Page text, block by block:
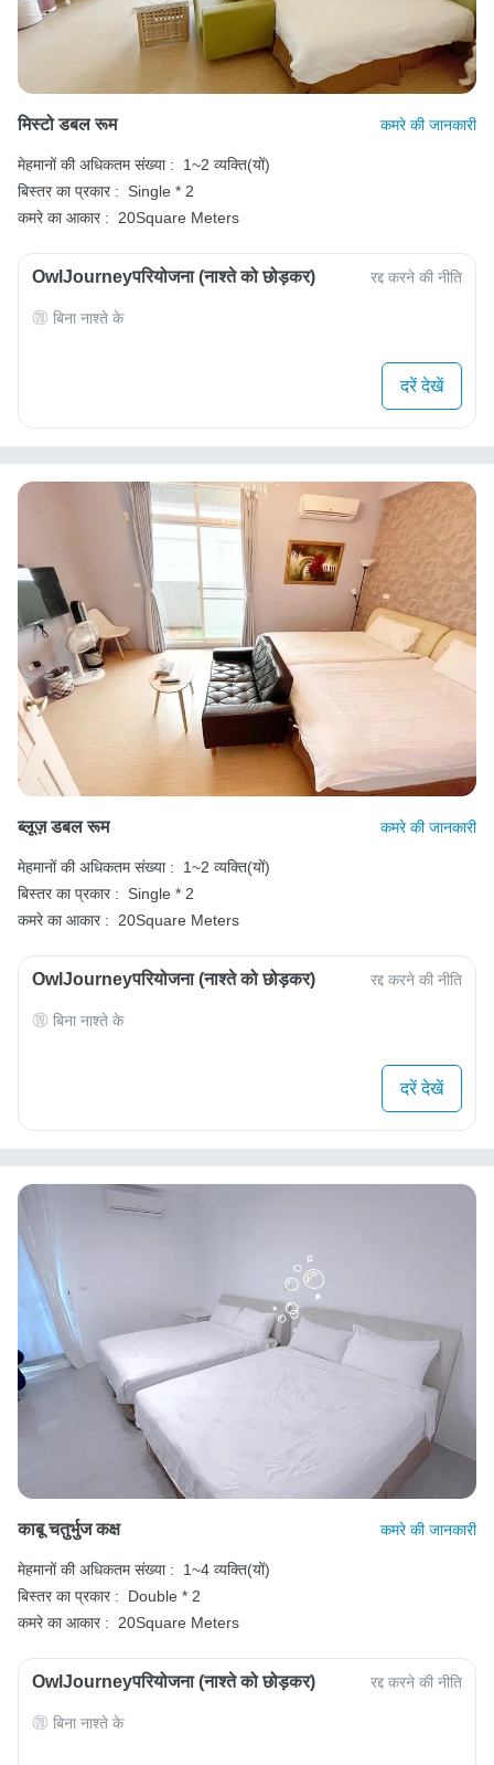
मिस्टो डबल रूम कमरे की जानकारी
मेहमानों की अधिकतम संख्या :
1~2 व्यक्ति(यों)
बिस्तर का प्रकार :
Single * 2
कमरे का आकार :
20Square Meters
OwlJourneyपरियोजना (नाश्ते को छोड़कर) रद्द करने की नीति
बिना नाश्ते के
दरें देखें
ब्लूज़ डबल रूम कमरे की जानकारी
मेहमानों की अधिकतम संख्या :
1~2 व्यक्ति(यों)
बिस्तर का प्रकार :
Single * 2
कमरे का आकार :
20Square Meters
OwlJourneyपरियोजना (नाश्ते को छोड़कर) रद्द करने की नीति
बिना नाश्ते के
दरें देखें
काबू चतुर्भुज कक्ष कमरे की जानकारी
मेहमानों की अधिकतम संख्या :
1~4 व्यक्ति(यों)
बिस्तर का प्रकार :
Double * 2
कमरे का आकार :
20Square Meters
OwlJourneyपरियोजना (नाश्ते को छोड़कर) रद्द करने की नीति
बिना नाश्ते के